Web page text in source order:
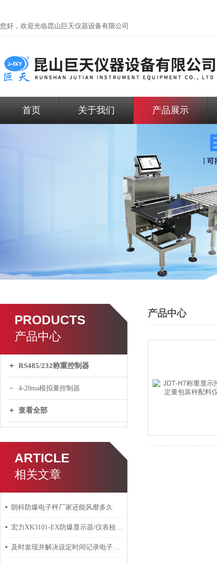
您好，欢迎光临昆山巨天仪器设备有限公司
首页 关于我们 产品展示
PRODUCTS
产品中心
RS485/232称重控制器
4-20ma模拟量控制器
查看全部
ARTICLE
相关文章
朗科防爆电子秤厂家还能风靡多久
宏力XK3101-EX防爆显示器/仪表校正资料
及时发现并解决设定时间记录电子秤的故障对其使用寿命很重要
产品中心